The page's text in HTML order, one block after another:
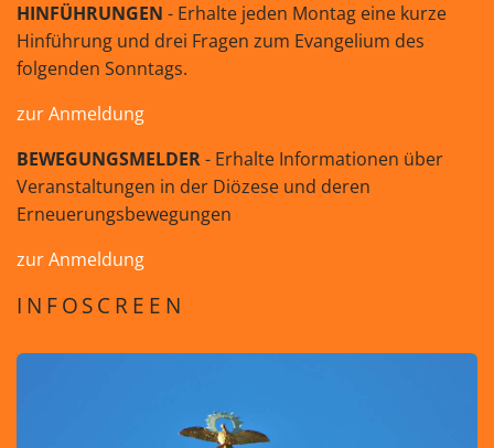
HINFÜHRUNGEN - Erhalte jeden Montag eine kurze
Hinführung und drei Fragen zum Evangelium des
folgenden Sonntags.
zur Anmeldung
BEWEGUNGSMELDER- Erhalte Informationen über
Veranstaltungen in der Diözese und deren
Erneuerungsbewegungen
zur Anmeldung
INFOSCREEN